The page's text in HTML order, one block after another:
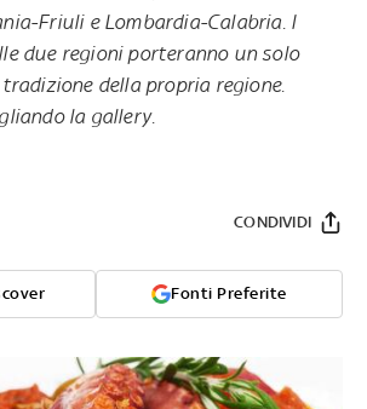
Friuli e Lombardia-Calabria. I
due regioni porteranno un solo
della propria regione.
la gallery.
Fonti Preferite
CONDIVIDI